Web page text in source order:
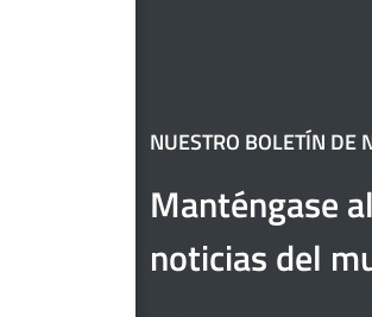
NUESTRO BOLETÍN DE
Manténgase
noticias del